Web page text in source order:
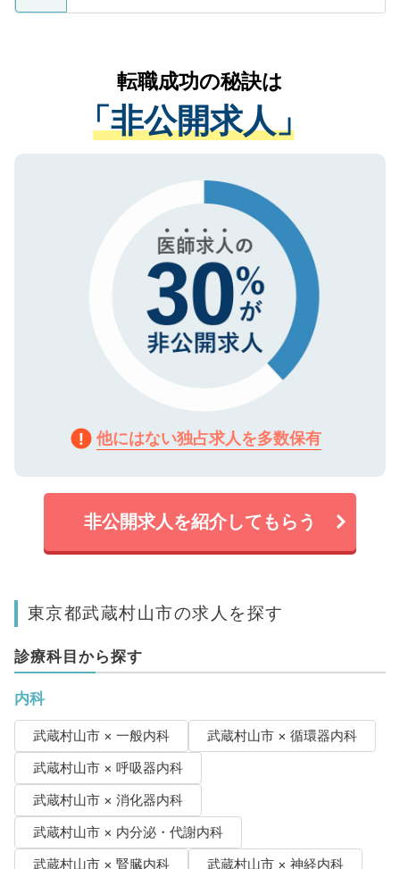
ているすべての個人データはご本人の許可
は、個人情報の取り扱いについての厳密な
管理基準を満たした事業者のみに付与され
る、プライバシーマークを取得済みです。
ご登録いただいた個人情報は、SSL（デー
で、機密保持に関してもご安心ください。
かがいして、現在の医療機関の状況や紹介
経験をまじえながら、適切なアドバイスを
させていただきます。すぐにご転職をされ
ない方には、長期的なサポートが可能です
ので、まずはご登録ください。
転職成功の秘訣は
「非公開求人」
他にはない独占求人を多数保有
非公開求人を紹介してもらう
東京都武蔵村山市の求人を探す
診療科目から探す
内科
武蔵村山市 × 一般内科
武蔵村山市 × 循環器内科
武蔵村山市 × 呼吸器内科
武蔵村山市 × 消化器内科
武蔵村山市 × 内分泌・代謝内科
武蔵村山市 × 腎臓内科
武蔵村山市 × 神経内科